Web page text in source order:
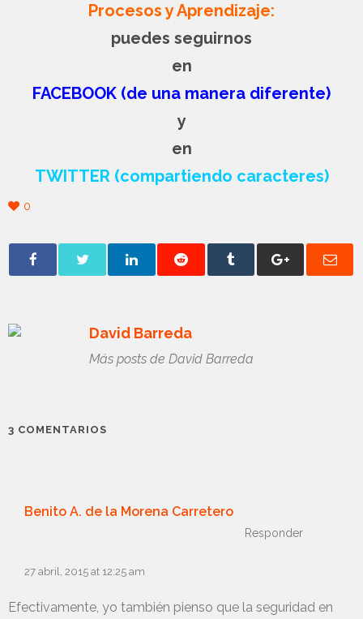
Procesos y Aprendizaje:
puedes seguirnos
en
FACEBOOK (de una manera diferente)
y
en
TWITTER (compartiendo caracteres)
0
David Barreda
Más posts de David Barreda
3 COMENTARIOS
Benito A. de la Morena Carretero
Responder
27 abril, 2015 at 12:25 am
Efectivamente, yo también pienso que la seguridad en